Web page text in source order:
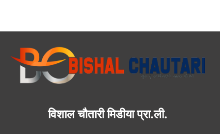
विशाल चौतारी मिडीया प्रा.ली.